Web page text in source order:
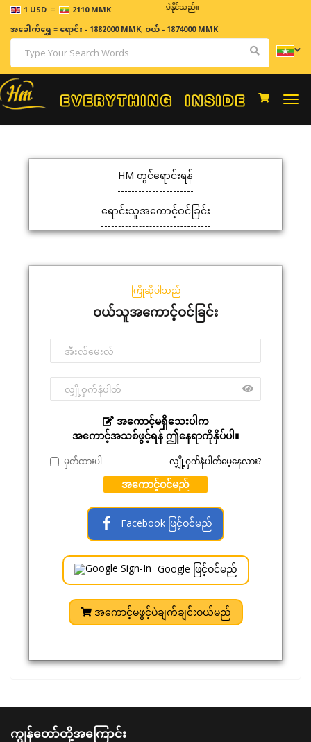
1 USD = 2110 MMK
ဈေးနှုန်းများသည် အချိန်နှင့် အမျှပြောင်းလဲနိုင်သည်။
အခေါက်ရွှေ=ရောင်း - 1882000 MMK, ဝယ် - 1874000 MMK
HM တွင်ရောင်းရန်
ရောင်းသူအကောင့်ဝင်ခြင်း
ကြိုဆိုပါသည်
ဝယ်သူအကောင့်ဝင်ခြင်း
အကောင့်မရှိသေးပါက
အကောင့်အသစ်ဖွင့်ရန် ဤနေရာကိုနှိပ်ပါ။
မှတ်ထားပါ လျှို့ဝှက်နံပါတ်မေ့နေလား?
အကောင့်ဝင်မည်
Facebook ဖြင့်ဝင်မည်
Google ဖြင့်ဝင်မည်
အကောင့်မဖွင့်ပဲချက်ချင်းဝယ်မည်
ကျွန်တော်တို့အကြောင်း